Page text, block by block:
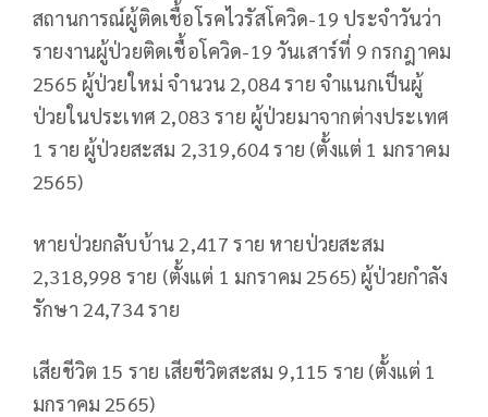
สถานการณ์ผู้ติดเชื้อโรคไวรัสโควิด-19 ประจำวันว่า
รายงานผู้ป่วยติดเชื้อโควิด-19 วันเสาร์ที่ 9 กรกฎาคม
2565 ผู้ป่วยใหม่ จำนวน 2,084 ราย จำแนกเป็นผู้
ป่วยในประเทศ 2,083 ราย ผู้ป่วยมาจากต่างประเทศ
1 ราย ผู้ป่วยสะสม 2,319,604 ราย (ตั้งแต่ 1 มกราคม
2565)
หายป่วยกลับบ้าน 2,417 ราย หายป่วยสะสม
2,318,998 ราย (ตั้งแต่ 1 มกราคม 2565) ผู้ป่วยกำลัง
รักษา 24,734 ราย
เสียชีวิต 15 ราย เสียชีวิตสะสม 9,115 ราย (ตั้งแต่ 1
มกราคม 2565)